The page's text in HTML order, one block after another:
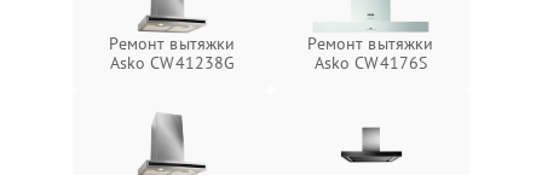
Ремонт вытяжки
Asko CW41238G
Ремонт вытяжки
Asko CW4176S